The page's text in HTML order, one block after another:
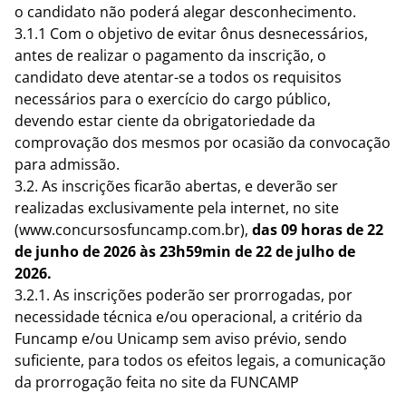
o candidato não poderá alegar desconhecimento.
3.1.1 Com o objetivo de evitar ônus desnecessários,
antes de realizar o pagamento da inscrição, o
candidato deve atentar-se a todos os requisitos
necessários para o exercício do cargo público,
devendo estar ciente da obrigatoriedade da
comprovação dos mesmos por ocasião da convocação
para admissão.
3.2. As inscrições ficarão abertas, e deverão ser
realizadas exclusivamente pela internet, no site
(www.concursosfuncamp.com.br), das 09 horas de 22
de junho de 2026 às 23h59min de 22 de julho de
2026.
3.2.1. As inscrições poderão ser prorrogadas, por
necessidade técnica e/ou operacional, a critério da
Funcamp e/ou Unicamp sem aviso prévio, sendo
suficiente, para todos os efeitos legais, a comunicação
da prorrogação feita no site da FUNCAMP